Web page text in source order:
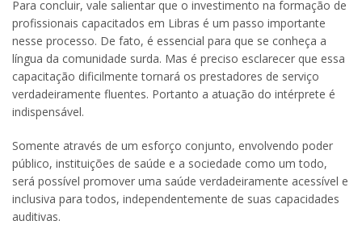
Para concluir, vale salientar que o investimento na formação de
profissionais capacitados em Libras é um passo importante
nesse processo. De fato, é essencial para que se conheça a
língua da comunidade surda. Mas é preciso esclarecer que essa
capacitação dificilmente tornará os prestadores de serviço
verdadeiramente fluentes. Portanto a atuação do intérprete é
indispensável.
Somente através de um esforço conjunto, envolvendo poder
público, instituições de saúde e a sociedade como um todo,
será possível promover uma saúde verdadeiramente acessível e
inclusiva para todos, independentemente de suas capacidades
auditivas.